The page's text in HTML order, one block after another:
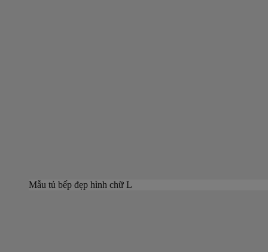
Mẫu tủ bếp đẹp hình chữ L